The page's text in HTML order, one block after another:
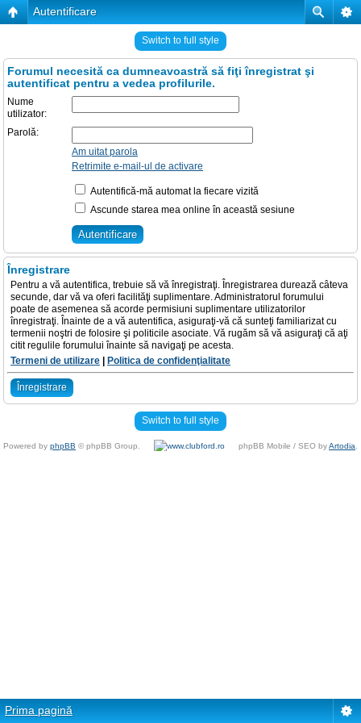
Autentificare
Switch to full style
Forumul necesită ca dumneavoastră să fiţi înregistrat şi
autentificat pentru a vedea profilurile.
Nume
utilizator:
Parolă:
Am uitat parola
Retrimite e-mail-ul de activare
Autentifică-mă automat la fiecare vizită
Ascunde starea mea online în această sesiune
Înregistrare
Pentru a vă autentifica, trebuie să vă înregistraţi. Înregistrarea durează câteva
secunde, dar vă va oferi facilităţi suplimentare. Administratorul forumului
poate de asemenea să acorde permisiuni suplimentare utilizatorilor
înregistraţi. Înainte de a vă autentifica, asiguraţi-vă că sunteţi familiarizat cu
termenii noştri de folosire şi politicile asociate. Vă rugăm să vă asiguraţi că aţi
citit regulile forumului înainte să navigaţi pe acesta.
Termeni de utilizare
Politica de confidenţialitate
Înregistrare
Switch to full style
Powered by phpBB © phpBB Group. phpBB Mobile / SEO byArtodia
Prima pagină